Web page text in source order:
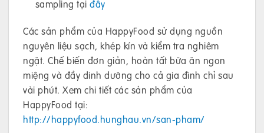
sampling tạiđây
Các sản phẩm của HappyFood sử dụng nguồn
nguyên liệu sạch, khép kín và kiểm tra nghiêm
ngặt. Chế biến đơn giản, hoàn tất bữa ăn ngon
miệng và đầy dinh dưỡng cho cả gia đình chỉ sau
vài phút. Xem chi tiết các sản phẩm của
HappyFood tại:
http://happyfood.hunghau.vn/san-pham/